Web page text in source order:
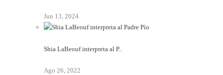
Jun 13, 2024
Shia LaBeouf interpreta al P..
Ago 26, 2022